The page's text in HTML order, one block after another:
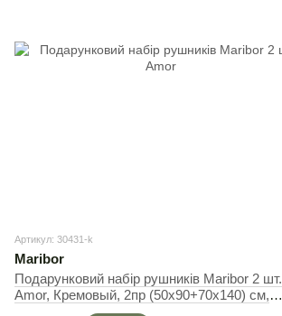
Артикул: 30431-k
Maribor
Подарунковий набір рушників Maribor 2 шт.
Amor, Кремовый, 2пр (50х90+70х140) см,